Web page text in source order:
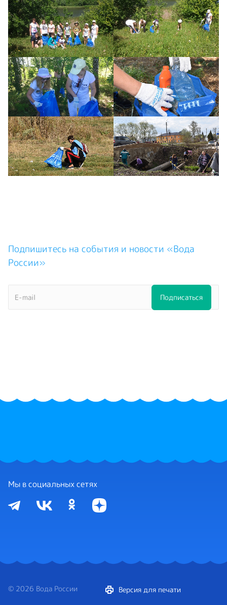
Подпишитесь на события и новости «Вода
России»
Мы в социальных сетях
© 2026 Вода России Версия для печати